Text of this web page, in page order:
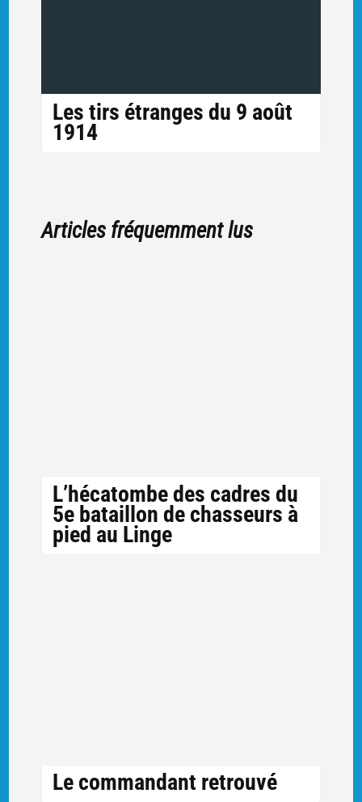
Les tirs étranges du 9 août
1914
Articles fréquemment lus
L’hécatombe des cadres du
5e bataillon de chasseurs à
pied au Linge
Le commandant retrouvé